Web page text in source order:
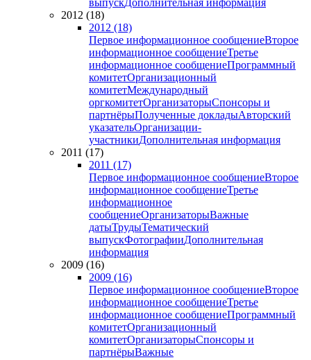
выпускДополнительная информация
2012 (18)
2012 (18)
Первое информационное сообщениеВторое
информационное сообщениеТретье
информационное сообщениеПрограммный
комитетОрганизационный
комитетМеждународный
оргкомитетОрганизаторыСпонсоры и
партнёрыПолученные докладыАвторский
указательОрганизации-
участникиДополнительная информация
2011 (17)
2011 (17)
Первое информационное сообщениеВторое
информационное сообщениеТретье
информационное
сообщениеОрганизаторыВажные
датыТрудыТематический
выпускФотографииДополнительная
информация
2009 (16)
2009 (16)
Первое информационное сообщениеВторое
информационное сообщениеТретье
информационное сообщениеПрограммный
комитетОрганизационный
комитетОрганизаторыСпонсоры и
партнёрыВажные